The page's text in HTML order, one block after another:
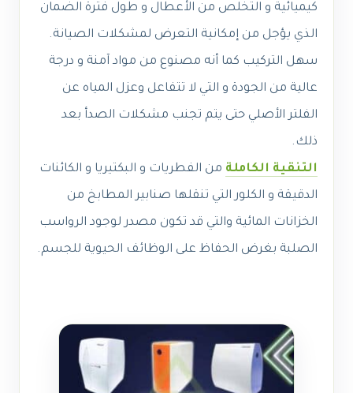
كيميائية و التخلص من الأعطال و طول فترة الضمان
الذي يؤجل من إمكانية التعرض لمشكلات الصيانة.
سهل التركيب كما أنه مصنوع من مواد آمنة و درجة
عالية من الجودة و التي لا تتفاعل وعزل المياه عن
الفلتر الأصلي حتى يتم تجنب مشكلات الصدأ بعد
ذلك.
التنقية الكاملة من الفطريات و البكتيريا و الكائنات
الدقيقة و الكلور التي تنقلها صنابير المطابخ من
الخزانات المائية والتي قد تكون مصدر لوجود الرواسب
الصلبة بغرض الحفاظ على الوظائف الحيوية للجسم.